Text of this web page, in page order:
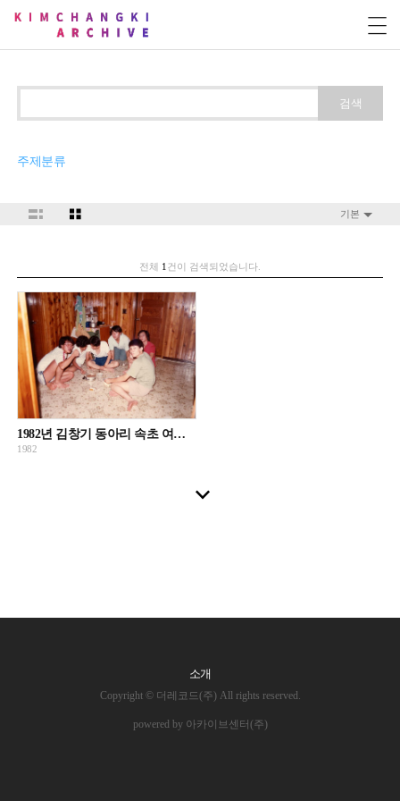
검색
주제분류
기본
전체 1 건이 검색되었습니다.
1982년 김창기 동아리 속초 여행 사진
1982
소개
Copyright © 더레코드(주) All rights reserved.
powered by 아카이브센터(주)